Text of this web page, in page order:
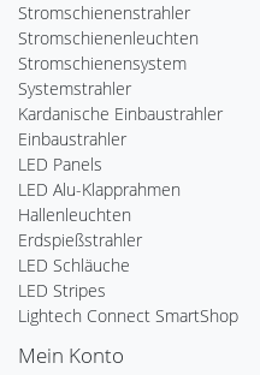
Stromschienenstrahler
Stromschienenleuchten
Stromschienensystem
Systemstrahler
Kardanische Einbaustrahler
Einbaustrahler
LED Panels
LED Alu-Klapprahmen
Hallenleuchten
Erdspießstrahler
LED Schläuche
LED Stripes
Lightech Connect SmartShop
Mein Konto